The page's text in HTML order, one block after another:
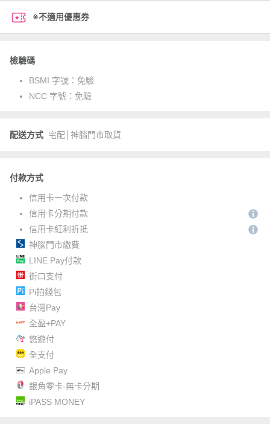
※不適用優惠券
檢驗碼
BSMI 字號： 免驗
NCC 字號： 免驗
配送方式 宅配│神腦門市取貨
付款方式
信用卡一次付款
信用卡分期付款
信用卡紅利折抵
神腦門市繳費
LINE Pay付款
街口支付
Pi拍錢包
台灣Pay
全盈+PAY
悠遊付
全支付
Apple Pay
銀角零卡-無卡分期
iPASS MONEY